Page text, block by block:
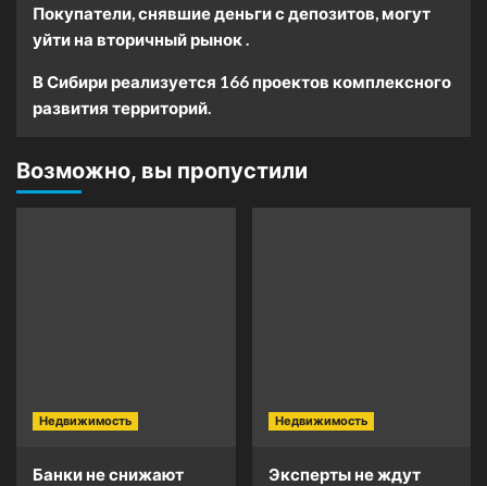
Покупатели, снявшие деньги с депозитов, могут
уйти на вторичный рынок .
В Сибири реализуется 166 проектов комплексного
развития территорий.
Возможно, вы пропустили
Недвижимость
Банки не снижают
Недвижимость
Эксперты не ждут